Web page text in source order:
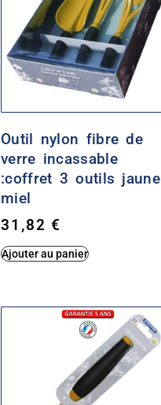
Outil nylon fibre de
verre incassable
:coffret 3 outils jaune
miel
31,82€
Ajouter au panier